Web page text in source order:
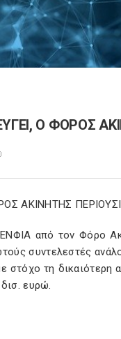
Ο ΦΟΡΟΣ
ΑΚΙΝΗΤΗΣ
από τον Φόρο
συντελεστές
στόχο τη
ευρώ.